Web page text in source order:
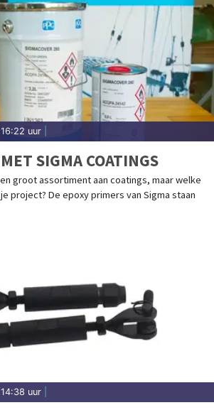
uur
SIGMA COATINGS
groot assortiment aan coatings, maar welke
project? De epoxy primers van Sigma staan
uur